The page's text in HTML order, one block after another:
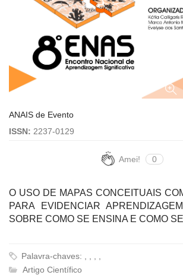
ANAIS de Evento
ISSN: 2237-0129
Amei! 0
O USO DE MAPAS CONCEITUAIS
PARA EVIDENCIAR
SOBRE COMO SE ENSINA E COMO
Palavra-chaves: , , , ,
Artigo Científico